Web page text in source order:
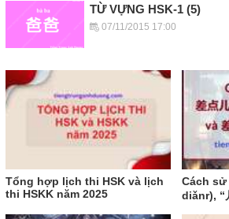
TỪ VỰNG HSK-1 (5)
07/11/2015 17:00
Tổng hợp lịch thi HSK và lịch
thi HSKK năm 2025
Cách sử
diǎnr), “